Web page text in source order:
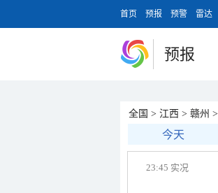
首页 预报 预警 雷达
预报
全国 > 江西 > 赣州 >
今天
23:45 实况